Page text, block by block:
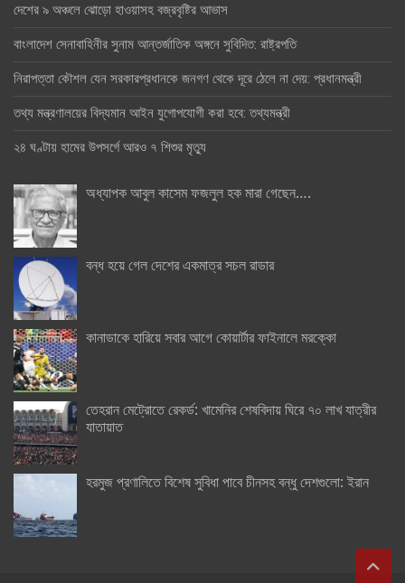
দেশের ৯ অঞ্চলে ঝোড়ো হাওয়াসহ বজ্রবৃষ্টির আভাস
বাংলাদেশ সেনাবাহিনীর সুনাম আন্তর্জাতিক অঙ্গনে সুবিদিত: রাষ্ট্রপতি
নিরাপত্তা কৌশল যেন সরকারপ্রধানকে জনগণ থেকে দূরে ঠেলে না দেয়: প্রধানমন্ত্রী
তথ্য মন্ত্রণালয়ের বিদ্যমান আইন যুগোপযোগী করা হবে: তথ্যমন্ত্রী
২৪ ঘণ্টায় হামের উপসর্গে আরও ৭ শিশুর মৃত্যু
অধ্যাপক আবুল কাসেম ফজলুল হক মারা গেছেন….
বন্ধ হয়ে গেল দেশের একমাত্র সচল রাডার
কানাডাকে হারিয়ে সবার আগে কোয়ার্টার ফাইনালে মরক্কো
তেহরান মেট্রোতে রেকর্ড: খামেনির শেষবিদায় ঘিরে ৭০ লাখ যাত্রীর
যাতায়াত
হরমুজ প্রণালিতে বিশেষ সুবিধা পাবে চীনসহ বন্ধু দেশগুলো: ইরান